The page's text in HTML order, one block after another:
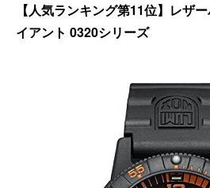
【人気ランキング第11位】レザ
イアント 0320シリーズ